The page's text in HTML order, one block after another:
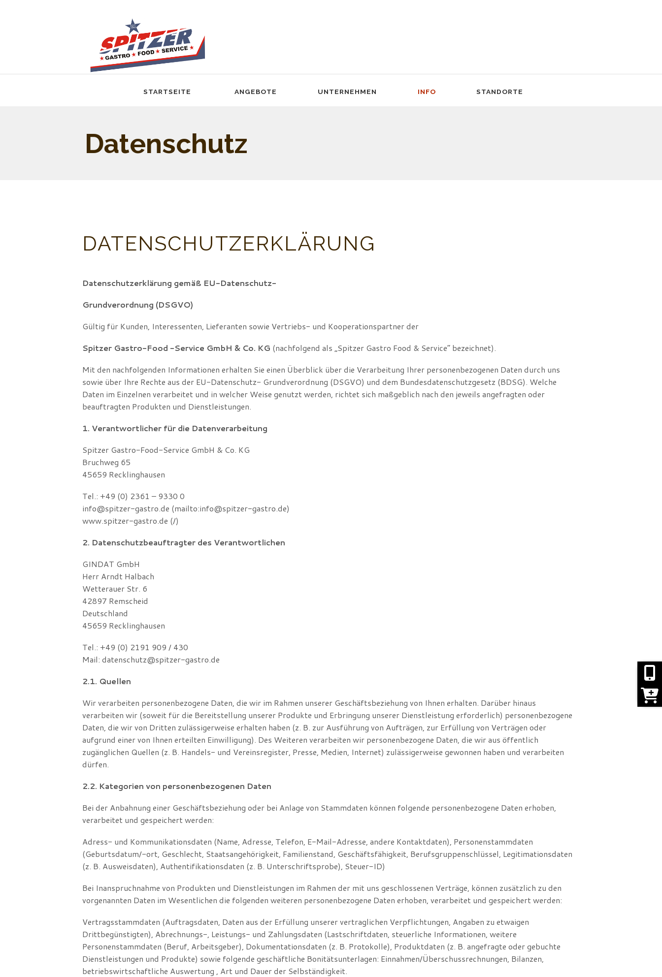
STARTSEITE ANGEBOTE UNTERNEHMEN INFO STANDORTE
Datenschutz
DATENSCHUTZERKLÄRUNG
Datenschutzerklärung gemäß EU-Datenschutz-
Grundverordnung (DSGVO)
Gültig für Kunden, Interessenten, Lieferanten sowie Vertriebs- und Kooperationspartner der
Spitzer Gastro-Food -Service GmbH & Co. KG (nachfolgend als „Spitzer Gastro Food & Service“ bezeichnet).
Mit den nachfolgenden Informationen erhalten Sie einen Überblick über die Verarbeitung Ihrer personenbezogenen Daten durch uns
sowie über Ihre Rechte aus der EU-Datenschutz- Grundverordnung (DSGVO) und dem Bundesdatenschutzgesetz (BDSG). Welche
Daten im Einzelnen verarbeitet und in welcher Weise genutzt werden, richtet sich maßgeblich nach den jeweils angefragten oder
beauftragten Produkten und Dienstleistungen.
1. Verantwortlicher für die Datenverarbeitung
Spitzer Gastro-Food-Service GmbH & Co. KG
Bruchweg 65
45659 Recklinghausen
Tel.: +49 (0) 2361 – 9330 0
info@spitzer-gastro.de (mailto:info@spitzer-gastro.de)
www.spitzer-gastro.de (/)
2. Datenschutzbeauftragter des Verantwortlichen
GINDAT GmbH
Herr Arndt Halbach
Wetterauer Str. 6
42897 Remscheid
Deutschland
45659 Recklinghausen
Tel.: +49 (0) 2191 909 / 430
Mail: datenschutz@spitzer-gastro.de
2.1. Quellen
Wir verarbeiten personenbezogene Daten, die wir im Rahmen unserer Geschäftsbeziehung von Ihnen erhalten. Darüber hinaus
verarbeiten wir (soweit für die Bereitstellung unserer Produkte und Erbringung unserer Dienstleistung erforderlich) personenbezogene
Daten, die wir von Dritten zulässigerweise erhalten haben (z. B. zur Ausführung von Aufträgen, zur Erfüllung von Verträgen oder
aufgrund einer von Ihnen erteilten Einwilligung). Des Weiteren verarbeiten wir personenbezogene Daten, die wir aus öffentlich
zugänglichen Quellen (z. B. Handels- und Vereinsregister, Presse, Medien, Internet) zulässigerweise gewonnen haben und verarbeiten
dürfen.
2.2. Kategorien von personenbezogenen Daten
Bei der Anbahnung einer Geschäftsbeziehung oder bei Anlage von Stammdaten können folgende personenbezogene Daten erhoben,
verarbeitet und gespeichert werden:
Adress- und Kommunikationsdaten (Name, Adresse, Telefon, E-Mail-Adresse, andere Kontaktdaten), Personenstammdaten
(Geburtsdatum/-ort, Geschlecht, Staatsangehörigkeit, Familienstand, Geschäftsfähigkeit, Berufsgruppenschlüssel, Legitimationsdaten
(z. B. Ausweisdaten), Authentifikationsdaten (z. B. Unterschriftsprobe), Steuer-ID)
Bei Inanspruchnahme von Produkten und Dienstleistungen im Rahmen der mit uns geschlossenen Verträge, können zusätzlich zu den
vorgenannten Daten im Wesentlichen die folgenden weiteren personenbezogene Daten erhoben, verarbeitet und gespeichert werden:
Vertragsstammdaten (Auftragsdaten, Daten aus der Erfüllung unserer vertraglichen Verpflichtungen, Angaben zu etwaigen
Drittbegünstigten), Abrechnungs-, Leistungs- und Zahlungsdaten (Lastschriftdaten, steuerliche Informationen, weitere
Personenstammdaten (Beruf, Arbeitsgeber), Dokumentationsdaten (z. B. Protokolle), Produktdaten (z. B. angefragte oder gebuchte
Dienstleistungen und Produkte) sowie folgende geschäftliche Bonitätsunterlagen: Einnahmen/Überschussrechnungen, Bilanzen,
betriebswirtschaftliche Auswertung , Art und Dauer der Selbständigkeit.